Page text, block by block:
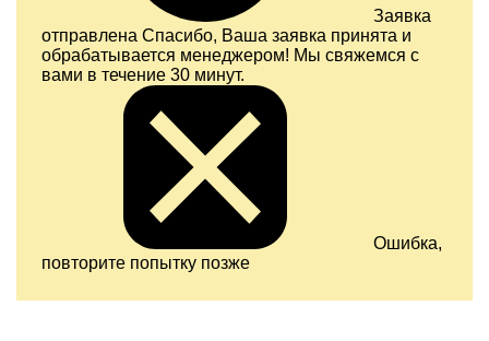
Заявка
отправлена Спасибо, Ваша заявка принята и
обрабатывается менеджером! Мы свяжемся с
вами в течение 30 минут.
Ошибка,
повторите попытку позже